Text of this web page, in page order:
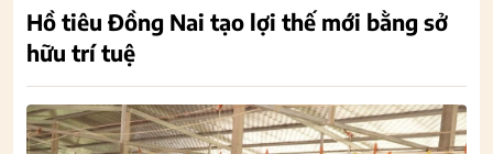
Hồ tiêu Đồng Nai tạo lợi thế mới bằng sở
hữu trí tuệ